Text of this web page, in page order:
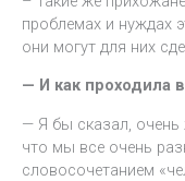
проблемах и нуждах
они могут для них
— И как проходила
— Я бы сказал,
что мы все очень
словосочетанием